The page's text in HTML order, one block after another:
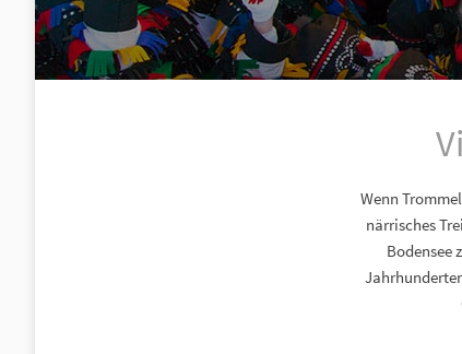
Wenn
närrisches
Bodensee